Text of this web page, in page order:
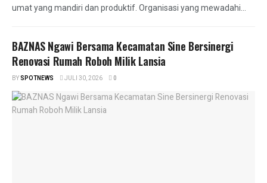
umat yang mandiri dan produktif. Organisasi yang mewadahi...
BAZNAS Ngawi Bersama Kecamatan Sine Bersinergi
Renovasi Rumah Roboh Milik Lansia
BYSPOTNEWS JULI 30, 2026 0